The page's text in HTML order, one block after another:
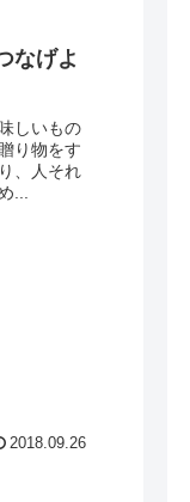
なげよ
しいもの
り物をす
、人それ
...
2018.09.26